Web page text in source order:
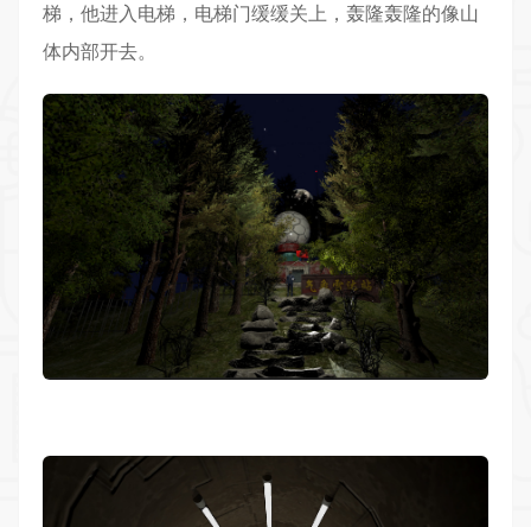
梯，他进入电梯，电梯门缓缓关上，轰隆轰隆的像山
体内部开去。